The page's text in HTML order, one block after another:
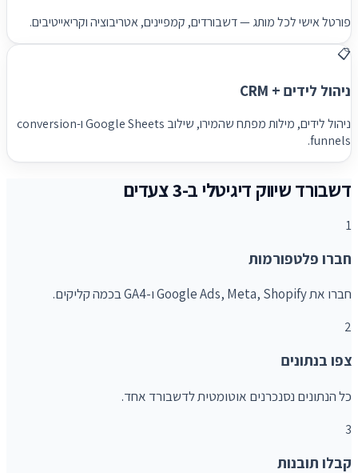
פורטל אישי לכל מותג — דשבורדים, קמפיינים, אטריבוציה וקריאייטיבים.
📋
ניהול לידים + CRM
ניהול לידים, מילות מפתח שהמירו, שילוב Google Sheets ו-conversion
funnels.
דשבורד שיווק דיגיטלי ב-3 צעדים
1
חברו פלטפורמות
חברו את Google Ads, Meta, Shopify ו-GA4 בכמה קליקים.
2
צפו בנתונים
כל הנתונים נסנכרנים אוטומטית לדשבורד אחד.
3
קבלו תובנות